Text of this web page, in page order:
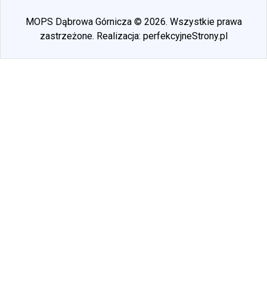
MOPS Dąbrowa Górnicza © 2026. Wszystkie prawa
zastrzeżone. Realizacja: perfekcyjneStrony.pl